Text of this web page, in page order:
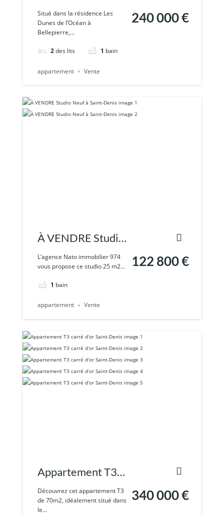
Appartement T3
avec jardin privatif
à Bellepierre
Situé dans la résidence Les
Dunes de l’Océan à
Bellepierre,...
2des lits 1 bain
240 000 €
appartement Vente
À VENDRE Studio
Neuf à Saint-
Denis
L’agence Nato immobilier 974
vous propose ce studio 25 m2...
1 bain
122 800 €
appartement Vente
Appartement T3
carré d’or Saint-
Denis
Découvrez cet appartement T3
de 70m2, idéalement situé dans
le...
340 000 €